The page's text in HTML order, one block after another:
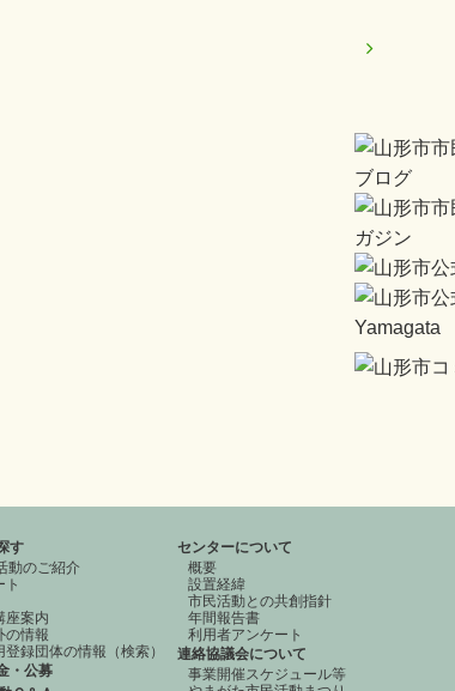
す
動のご紹介
ト
座案内
の情報
録団体の情報（検索）
・公募
センターについて
概要
設置経緯
市民活動との共創指針
年間報告書
利用者アンケート
連絡協議会について
事業開催スケジュール等